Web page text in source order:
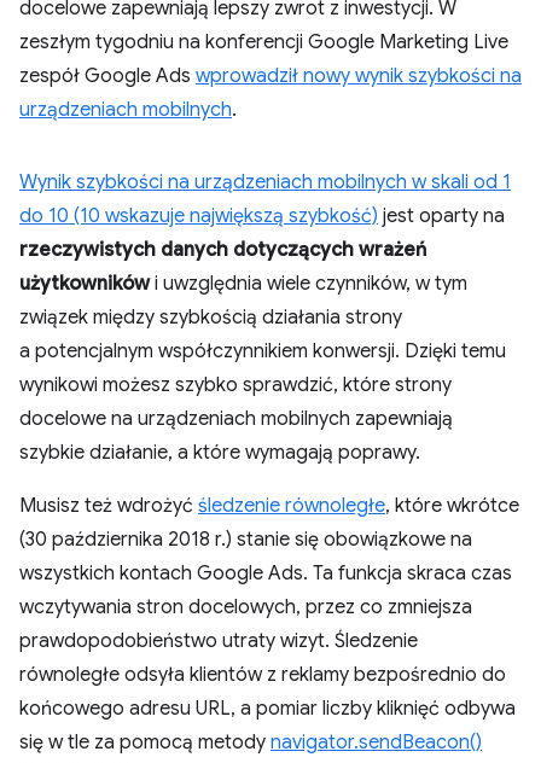
docelowe zapewniają lepszy zwrot z inwestycji. W
zeszłym tygodniu na konferencji Google Marketing Live
zespół Google Ads wprowadził nowy wynik szybkości na
urządzeniach mobilnych.
Wynik szybkości na urządzeniach mobilnych w skali od 1
do 10 (10 wskazuje największą szybkość) jest oparty na
rzeczywistych danych dotyczących wrażeń
użytkownikówi uwzględnia wiele czynników, w tym
związek między szybkością działania strony
a potencjalnym współczynnikiem konwersji. Dzięki temu
wynikowi możesz szybko sprawdzić, które strony
docelowe na urządzeniach mobilnych zapewniają
szybkie działanie, a które wymagają poprawy.
Musisz też wdrożyć śledzenie równoległe, które wkrótce
(30 października 2018 r.) stanie się obowiązkowe na
wszystkich kontach Google Ads. Ta funkcja skraca czas
wczytywania stron docelowych, przez co zmniejsza
prawdopodobieństwo utraty wizyt. Śledzenie
równoległe odsyła klientów z reklamy bezpośrednio do
końcowego adresu URL, a pomiar liczby kliknięć odbywa
się w tle za pomocą metody navigator.sendBeacon()